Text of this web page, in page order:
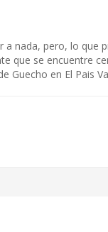
nada, pero, lo
que se encuentre
Guecho en El Pais